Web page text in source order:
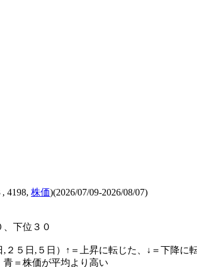
4198, 株価)(2026/07/09-2026/08/07)
下位３０
２５日,５日）↑＝上昇に転じた、↓＝下降に
＝株価が平均より高い